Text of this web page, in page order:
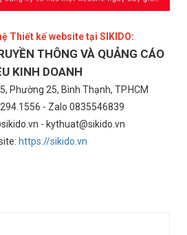
Thiết kế website tại SIKIDO:
THÔNG VÀ QUẢNG CÁO
KINH DOANH
Phường 25, Bình Thạnh, TP.HCM
- Zalo 0835546839
- kythuat@sikido.vn
https://sikido.vn